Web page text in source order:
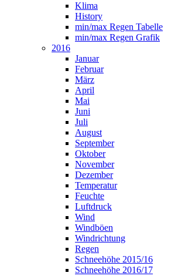
Klima
History
min/max Regen Tabelle
min/max Regen Grafik
2016
Januar
Februar
März
April
Mai
Juni
Juli
August
September
Oktober
November
Dezember
Temperatur
Feuchte
Luftdruck
Wind
Windböen
Windrichtung
Regen
Schneehöhe 2015/16
Schneehöhe 2016/17